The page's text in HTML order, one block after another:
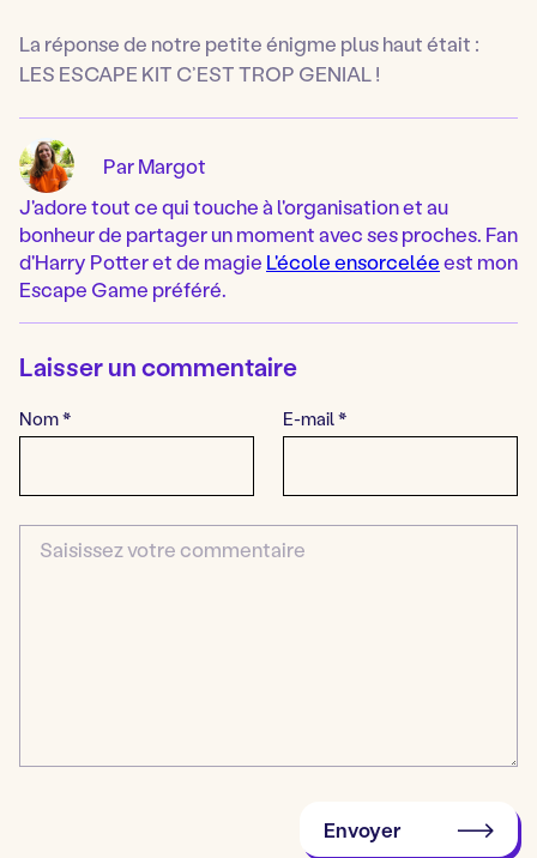
La réponse de notre petite énigme plus haut était :
LES ESCAPE KIT C’EST TROP GENIAL !
Par Margot
J'adore tout ce qui touche à l'organisation et au
bonheur de partager un moment avec ses proches. Fan
d'Harry Potter et de magie L'école ensorceléeest mon
Escape Game préféré.
Laisser un commentaire
Nom* E-mail*
Envoyer